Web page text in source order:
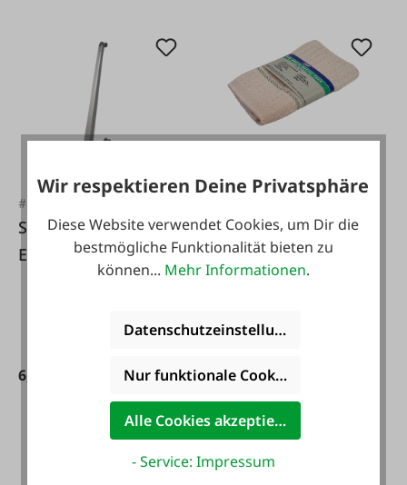
#FA116795
Schuhlöffelset
Edelstahl
6,99 €*
Bodenwischtuch
50x60 cm
4,99 €*
Wir respektieren Deine Privatsphäre
Diese Website verwendet Cookies, um Dir die
bestmögliche Funktionalität bieten zu
können... Mehr Informationen.
Datenschutzeinstellungen
Nur funktionale Cookies akzeptieren
Alle Cookies akzeptieren
- Service: Impressum